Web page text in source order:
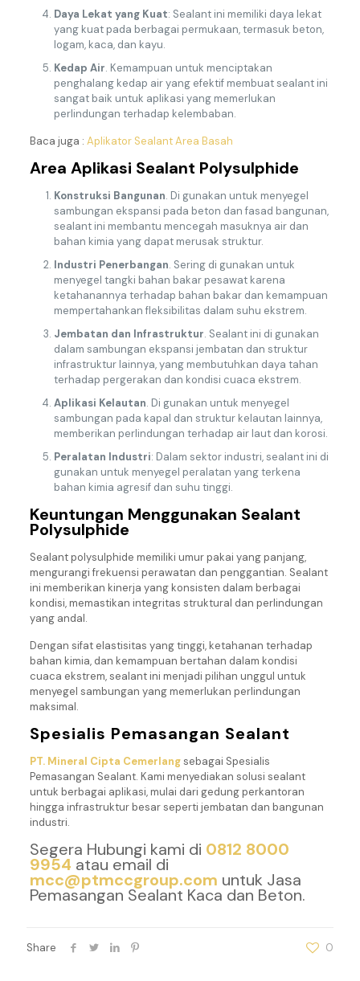
Daya Lekat yang Kuat: Sealant ini memiliki daya lekat
yang kuat pada berbagai permukaan, termasuk beton,
logam, kaca, dan kayu.
Kedap Air. Kemampuan untuk menciptakan
penghalang kedap air yang efektif membuat sealant ini
sangat baik untuk aplikasi yang memerlukan
perlindungan terhadap kelembaban.
Baca juga : Aplikator Sealant Area Basah
Area Aplikasi Sealant Polysulphide
Konstruksi Bangunan. Di gunakan untuk menyegel
sambungan ekspansi pada beton dan fasad bangunan,
sealant ini membantu mencegah masuknya air dan
bahan kimia yang dapat merusak struktur.
Industri Penerbangan. Sering di gunakan untuk
menyegel tangki bahan bakar pesawat karena
ketahanannya terhadap bahan bakar dan kemampuan
mempertahankan fleksibilitas dalam suhu ekstrem.
Jembatan dan Infrastruktur. Sealant ini di gunakan
dalam sambungan ekspansi jembatan dan struktur
infrastruktur lainnya, yang membutuhkan daya tahan
terhadap pergerakan dan kondisi cuaca ekstrem.
Aplikasi Kelautan. Di gunakan untuk menyegel
sambungan pada kapal dan struktur kelautan lainnya,
memberikan perlindungan terhadap air laut dan korosi.
Peralatan Industri: Dalam sektor industri, sealant ini di
gunakan untuk menyegel peralatan yang terkena
bahan kimia agresif dan suhu tinggi.
Keuntungan Menggunakan Sealant
Polysulphide
Sealant polysulphide memiliki umur pakai yang panjang,
mengurangi frekuensi perawatan dan penggantian. Sealant
ini memberikan kinerja yang konsisten dalam berbagai
kondisi, memastikan integritas struktural dan perlindungan
yang andal.
Dengan sifat elastisitas yang tinggi, ketahanan terhadap
bahan kimia, dan kemampuan bertahan dalam kondisi
cuaca ekstrem, sealant ini menjadi pilihan unggul untuk
menyegel sambungan yang memerlukan perlindungan
maksimal.
Spesialis Pemasangan Sealant
PT. Mineral Cipta Cemerlangsebagai Spesialis
Pemasangan Sealant. Kami menyediakan solusi sealant
untuk berbagai aplikasi, mulai dari gedung perkantoran
hingga infrastruktur besar seperti jembatan dan bangunan
industri.
Segera Hubungi kami di 0812 8000
9954 atau email di
mcc@ptmccgroup.com untuk Jasa
Pemasangan Sealant Kaca dan Beton.
Share 0